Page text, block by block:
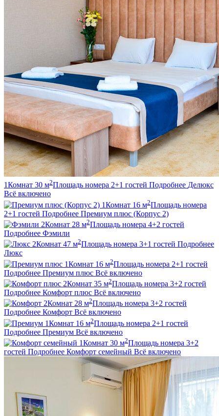
1Комнат 30 м2Площадь номера 2+1 гостей Подробнее Делюкс
Всё включено
1Комнат 16 м2Площадь номера
2+1 гостей Подробнее Премиум плюс (Корпус 2)
2Комнат 28 м2Площадь номера 4+2 гостей
Подробнее Фэмили
2Комнат 47 м2Площадь номера 3+1 гостей Подробнее
Люкс
1Комнат 16 м2Площадь номера 2+1 гостей
Подробнее Премиум плюс Всё включено
2Комнат 35 м2Площадь номера 3+2 гостей
Подробнее Комфорт плюс Всё включено
2Комнат 28 м2Площадь номера 3+2 гостей
Подробнее Комфорт Всё включено
1Комнат 16 м2Площадь номера 2+1 гостей
Подробнее Премиум Всё включено
1Комнат 30 м2Площадь номера 3+2
гостей Подробнее Комфорт семейный Всё включено